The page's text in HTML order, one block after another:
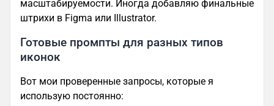
масштабируемости. Иногда добавляю финальные
штрихи в Figma или Illustrator.
Готовые промпты для разных типов
иконок
Вот мои проверенные запросы, которые я
использую постоянно: